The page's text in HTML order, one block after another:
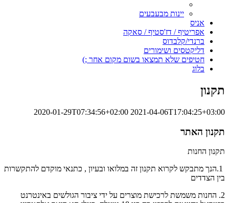
יינות מבעבעים
אניס
אפריטיף / דז'סטיף / סאקה
ברנדי/קלבדוס
דליקטסים ושימורים
חטיפים שלא תמצאו בשום מקום אחר ;)
בלוג
תקנון
2020-01-29T07:34:56+02:00 2021-04-06T17:04:25+03:00
תקנון האתר
תקנון החנות
1.הנך מתבקש לקרוא תקנון זה במלואו ובעיון , כתנאי מוקדם להתקשרות
בין הצדדים
2. החנות משמשת לרכישת מוצרים על ידי ציבור הגולשים באינטרנט